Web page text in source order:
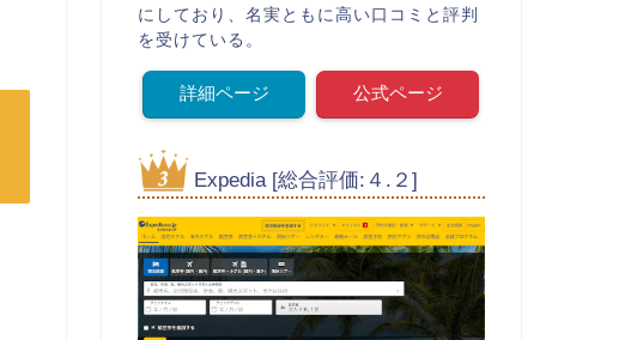
にしており、名実ともに高い口コミと評判
を受けている。
詳細ページ 公式ページ
Expedia [総合評価:４.２]